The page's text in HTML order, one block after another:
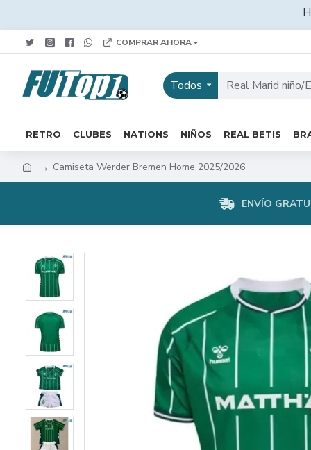
COMPRAR AHORA
Todos
RETRO CLUBES NATIONS NIÑOS REAL BETIS
Camiseta Werder Bremen Home 2025/2026
ENVÍO